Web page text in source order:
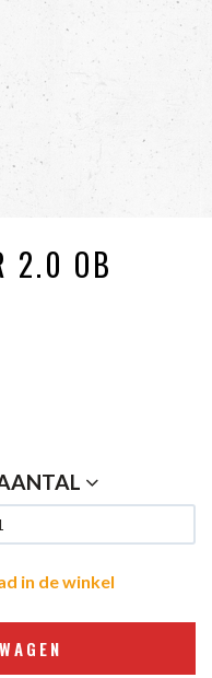
2.0 OB
in de winkel